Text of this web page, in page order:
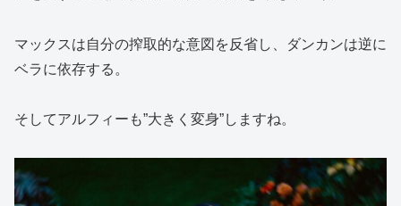
マックスは自分の搾取的な意図を反省し、ダンカンは逆に
ベラに依存する。
そしてアルフィーも”大きく変身”しますね。